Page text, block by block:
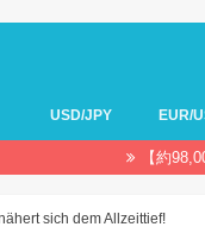
USD/JPY EUR/
【約
sich dem Allzeittief!